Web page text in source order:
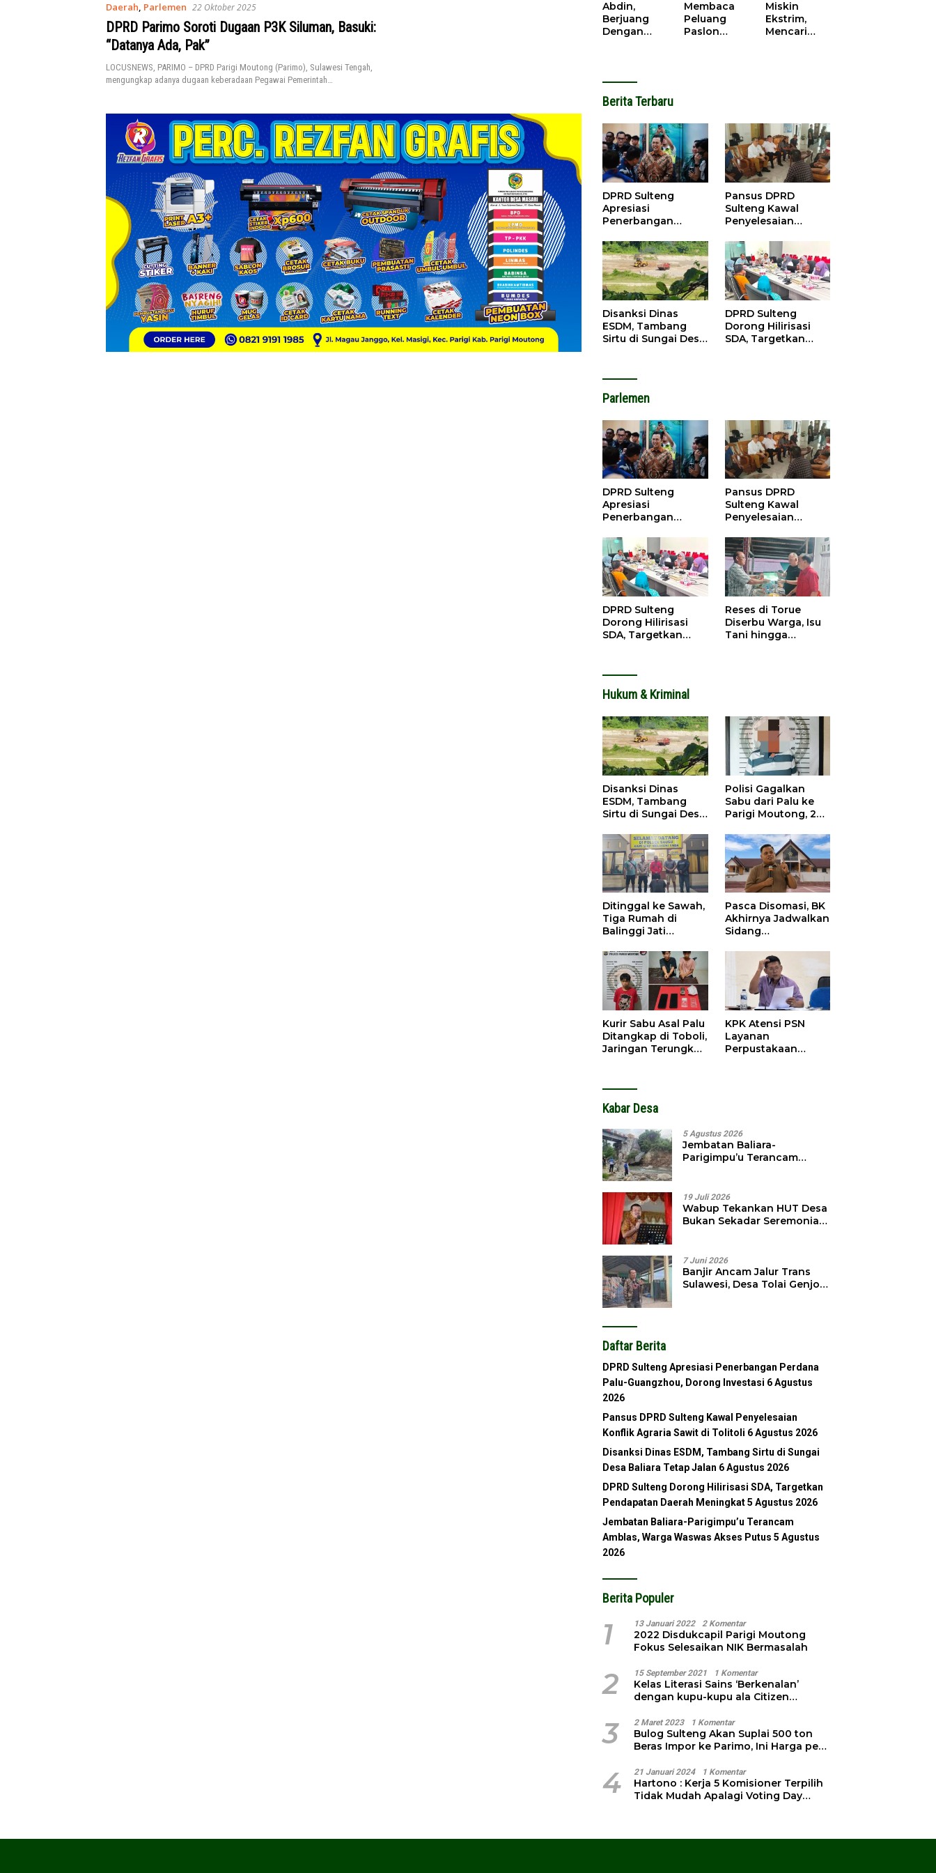
Daerah, Parlemen 22 Oktober 2025
DPRD Parimo Soroti Dugaan P3K Siluman, Basuki:
“Datanya Ada, Pak”
LOCUSNEWS, PARIMO – DPRD Parigi Moutong (Parimo), Sulawesi Tengah,
mengungkap adanya dugaan keberadaan Pegawai Pemerintah…
Parigi
Moutong.
Abdin,
Berjuang
Dengan
Naik Motor
Butut
Membaca
Peluang
Paslon
Miskin
Ekstrim,
Mencari
Berita Terbaru
DPRD Sulteng
Apresiasi
Penerbangan
Guangzhou, Dorong
Investasi
Pansus DPRD
Sulteng Kawal
Penyelesaian
Sawit di Tolitoli
Disanksi Dinas
ESDM, Tambang
Sirtu di Sungai Desa
DPRD Sulteng
Dorong Hilirisasi
SDA, Targetkan
Parlemen
DPRD Sulteng
Apresiasi
Penerbangan
Guangzhou, Dorong
Investasi
Pansus DPRD
Sulteng Kawal
Penyelesaian
Sawit di Tolitoli
DPRD Sulteng
Dorong Hilirisasi
SDA, Targetkan
Reses di Torue
Diserbu Warga, Isu
Tani hingga
Hukum & Kriminal
Disanksi Dinas
ESDM, Tambang
Sirtu di Sungai Desa
Polisi Gagalkan
Sabu dari Palu ke
Parigi Moutong, 2
Ditangkap
Ditinggal ke Sawah,
Tiga Rumah di
Balinggi Jati
Ditangkap Dini Hari
Pasca Disomasi, BK
Akhirnya Jadwalkan
Sidang
Terhadap Selpina
Kurir Sabu Asal Palu
Ditangkap di Toboli,
Jaringan Terungkap
KPK Atensi PSN
Layanan
Perpustakaan
Kabar Desa
5 Agustus 2026
Jembatan Baliara-
Parigimpu’u Terancam
19 Juli 2026
Wabup Tekankan HUT Desa
Bukan Sekadar Seremonial,
7 Juni 2026
Banjir Ancam Jalur Trans
Sulawesi, Desa Tolai Genjot
Daftar Berita
DPRD Sulteng Apresiasi Penerbangan Perdana
Palu-Guangzhou, Dorong Investasi 6 Agustus
2026
Pansus DPRD Sulteng Kawal Penyelesaian
Konflik Agraria Sawit di Tolitoli 6 Agustus 2026
Disanksi Dinas ESDM, Tambang Sirtu di Sungai
Desa Baliara Tetap Jalan 6 Agustus 2026
DPRD Sulteng Dorong Hilirisasi SDA, Targetkan
Pendapatan Daerah Meningkat 5 Agustus 2026
Jembatan Baliara-Parigimpu’u Terancam
Amblas, Warga Waswas Akses Putus 5 Agustus
2026
Berita Populer
1 13 Januari 2022 2 Komentar
2022 Disdukcapil Parigi Moutong
Fokus Selesaikan NIK Bermasalah
2 15 September 2021 1 Komentar
Kelas Literasi Sains ‘Berkenalan’
dengan kupu-kupu ala Citizen
3 2 Maret 2023 1 Komentar
Bulog Sulteng Akan Suplai 500 ton
Beras Impor ke Parimo, Ini Harga per
4 21 Januari 2024 1 Komentar
Hartono : Kerja 5 Komisioner Terpilih
Tidak Mudah Apalagi Voting Day